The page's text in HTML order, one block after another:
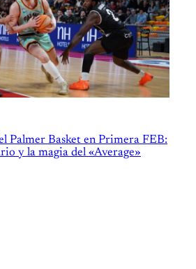
Palmer Basket en Primera FEB:
y la magia del «Average»